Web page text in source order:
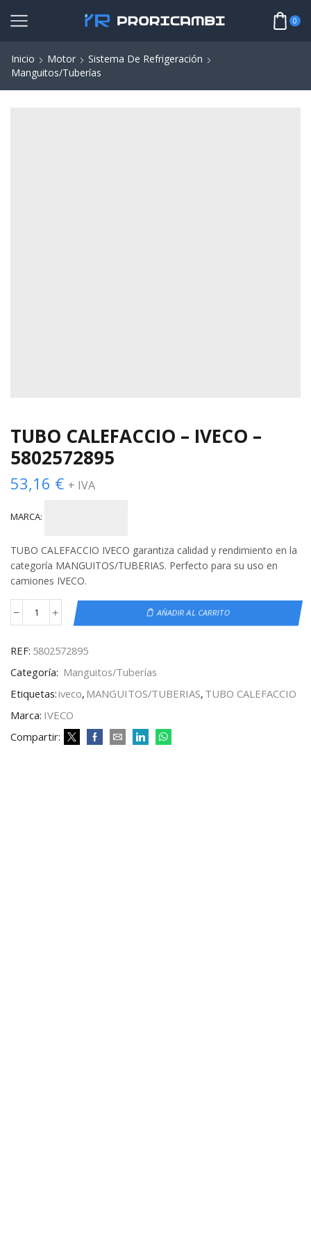
0
Inicio Motor
Sistema De Refrigeración
Manguitos/Tuberías
TUBO CALEFACCIO – IVECO –
5802572895
53,16 € + IVA
MARCA:
TUBO CALEFACCIO IVECO garantiza calidad y rendimiento en la
categoría MANGUITOS/TUBERIAS. Perfecto para su uso en
camiones IVECO.
AÑADIR AL CARRITO
REF: 5802572895
Categoría: Manguitos/Tuberías
Etiquetas:iveco, MANGUITOS/TUBERIAS, TUBO CALEFACCIO
Marca: IVECO
Compartir: